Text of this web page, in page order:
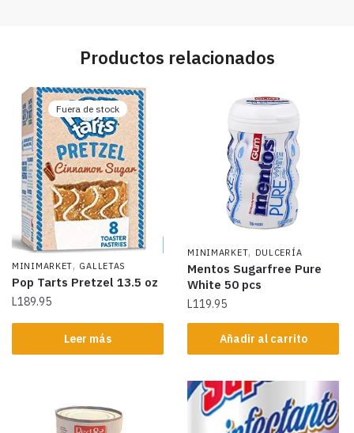
Productos relacionados
Fuera de stock
MINIMARKET, GALLETAS
Pop Tarts Pretzel 13.5 oz
L189.95
Leer más
MINIMARKET, DULCERÍA
Mentos Sugarfree Pure
White 50 pcs
L119.95
Añadir al carrito